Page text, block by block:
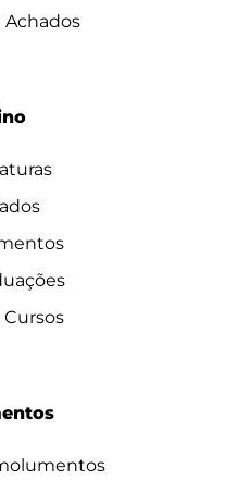
Achados
Cursos